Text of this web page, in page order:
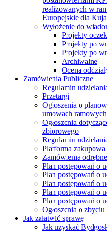
realizowanych w
Europejskie dla
Wyłożenie do
Projekty
Projekty po
Projekty po
Archiwalne
Ocena
Zamówienia Publiczne
Regulamin
Przetargi
Ogłoszenia o
umowach ramowych
Ogłoszenia
zbiorowego
Regulamin
Platforma zakupowa
Zamówienia odrębne
Plan postępowań o
Plan postępowań o
Plan postępowań o
Plan postępowań o
Plan postępowań o
Ogłoszenia o zbyciu
Jak załatwić sprawę
Jak uzyskać